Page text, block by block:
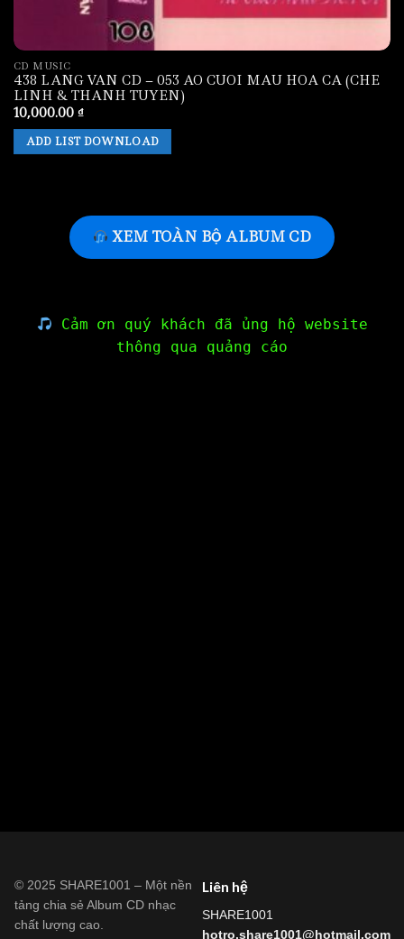
CD MUSIC
438 LANG VAN CD – 053 AO CUOI MAU HOA CA (CHE
LINH & THANH TUYEN)
10,000.00 ₫
ADD LIST DOWNLOAD
XEM TOÀN BỘ ALBUM CD
Cảm ơn quý khách đã ủng hộ website
thông qua quảng cáo
© 2025 SHARE1001 – Một nền
tảng chia sẻ Album CD nhạc
chất lượng cao.
Liên hệ
SHARE1001
hotro.share1001@hotmail.com